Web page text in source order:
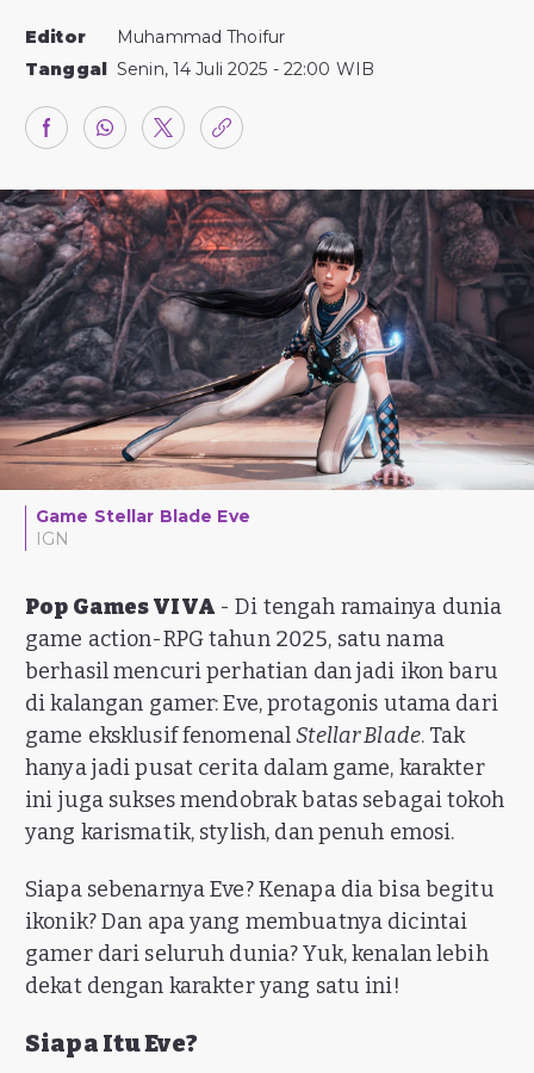
Editor
Muhammad Thoifur
Tanggal Senin, 14 Juli 2025 - 22:00 WIB
Game Stellar Blade Eve
IGN
Pop Games VIVA - Di tengah ramainya dunia
game action-RPG tahun 2025, satu nama
berhasil mencuri perhatian dan jadi ikon baru
di kalangan gamer: Eve, protagonis utama dari
game eksklusif fenomenalStellar Blade. Tak
hanya jadi pusat cerita dalam game, karakter
ini juga sukses mendobrak batas sebagai tokoh
yang karismatik, stylish, dan penuh emosi.
Siapa sebenarnya Eve? Kenapa dia bisa begitu
ikonik? Dan apa yang membuatnya dicintai
gamer dari seluruh dunia? Yuk, kenalan lebih
dekat dengan karakter yang satu ini!
Siapa Itu Eve?